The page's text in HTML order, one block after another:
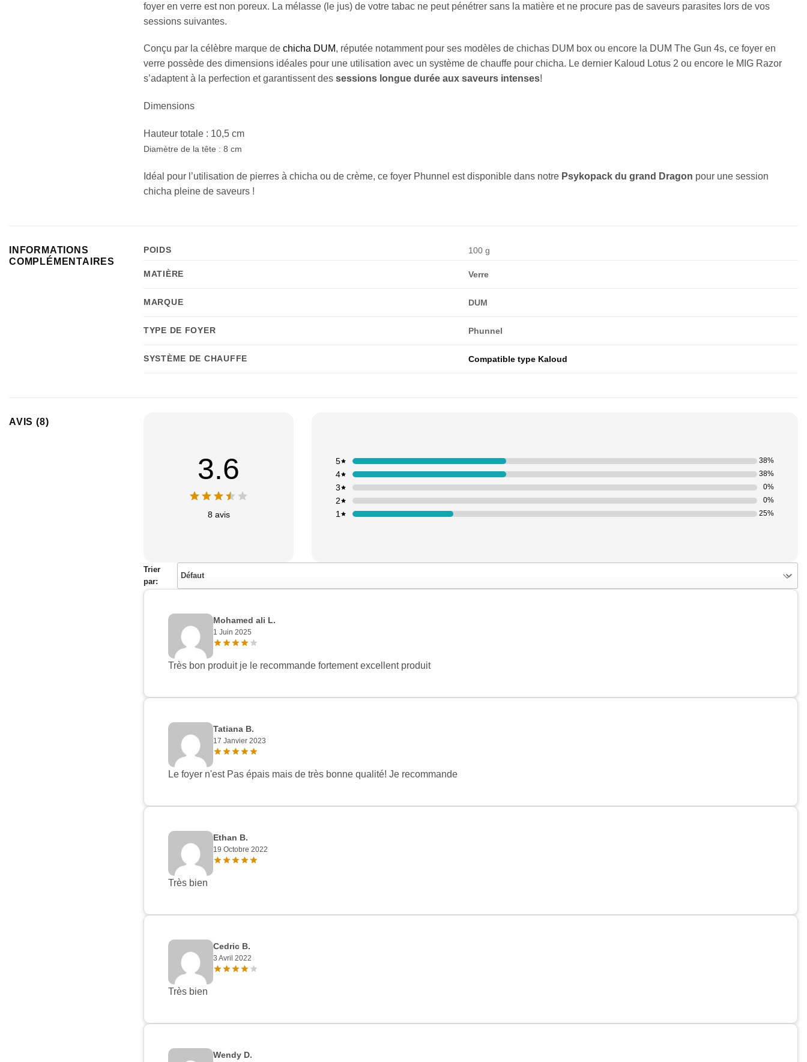
foyer en verre est non poreux. La mélasse (le jus) de votre tabac ne peut pénétrer sans la matière et ne procure pas de saveurs parasites lors de vos
sessions suivantes.
Conçu par la célèbre marque de chicha DUM, réputée notamment pour ses modèles de chichas DUM box ou encore la DUM The Gun 4s, ce foyer en
verre possède des dimensions idéales pour une utilisation avec un système de chauffe pour chicha. Le dernier Kaloud Lotus 2 ou encore le MIG Razor
s’adaptent à la perfection et garantissent des sessions longue durée aux saveurs intenses!
Dimensions
Hauteur totale : 10,5 cm
Diamètre de la tête : 8 cm
Idéal pour l’utilisation de pierres à chicha ou de crème, ce foyer Phunnel est disponible dans notre Psykopack du grand Dragon pour une session
chicha pleine de saveurs !
INFORMATIONS
COMPLÉMENTAIRES
POIDS 100 g
MATIÈRE Verre
MARQUE DUM
TYPE DE FOYER Phunnel
SYSTÈME DE CHAUFFE Compatible type Kaloud
AVIS (8)
3.6
8 avis 1 25%
2 0%
3 0%
4 38%
5 38%
Trier
par:
Défaut
Mohamed ali L.
1 Juin 2025
Très bon produit je le recommande fortement excellent produit
Tatiana B.
17 Janvier 2023
Le foyer n'est Pas épais mais de très bonne qualité! Je recommande
Ethan B.
19 Octobre 2022
Très bien
Cedric B.
3 Avril 2022
Très bien
Wendy D.